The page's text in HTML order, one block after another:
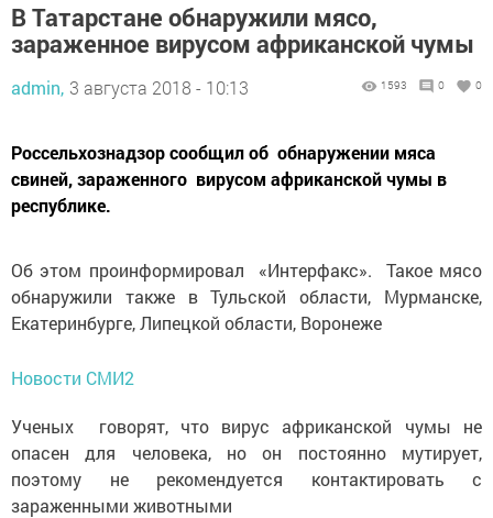
В Татарстане обнаружили мясо,
зараженное вирусом африканской чумы
admin, 3 августа 2018 - 10:13 1593 0 0
Россельхознадзор сообщил об обнаружении мяса
свиней, зараженного вирусом африканской чумы в
республике.
Об этом проинформировал «Интерфакс». Такое мясо
обнаружили также в Тульской области, Мурманске,
Екатеринбурге, Липецкой области, Воронеже
Новости СМИ2
Ученых говорят, что вирус африканской чумы не
опасен для человека, но он постоянно мутирует,
поэтому не рекомендуется контактировать с
зараженными животными